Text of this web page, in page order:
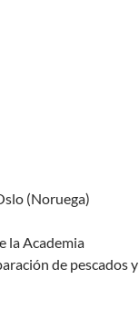
(Noruega)
la Academia
de pescados y